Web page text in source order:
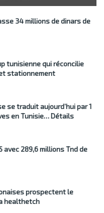
34 millions de dinars de
tunisienne qui réconcilie
stationnement
se traduit aujourd’hui par 1
en Tunisie… Détails
avec 289,6 millions Tnd de
prospectent le
healthetch